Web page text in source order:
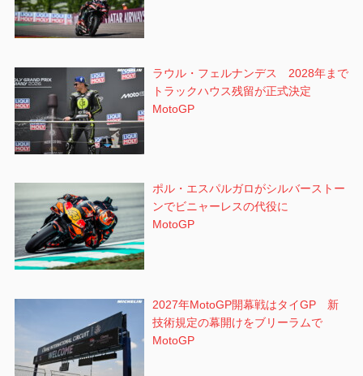
ラウル・フェルナンデス 2028年まで
トラックハウス残留が正式決定
MotoGP
ポル・エスパルガロがシルバーストー
ンでビニャーレスの代役に
MotoGP
2027年MotoGP開幕戦はタイGP 新
技術規定の幕開けをブリーラムで
MotoGP